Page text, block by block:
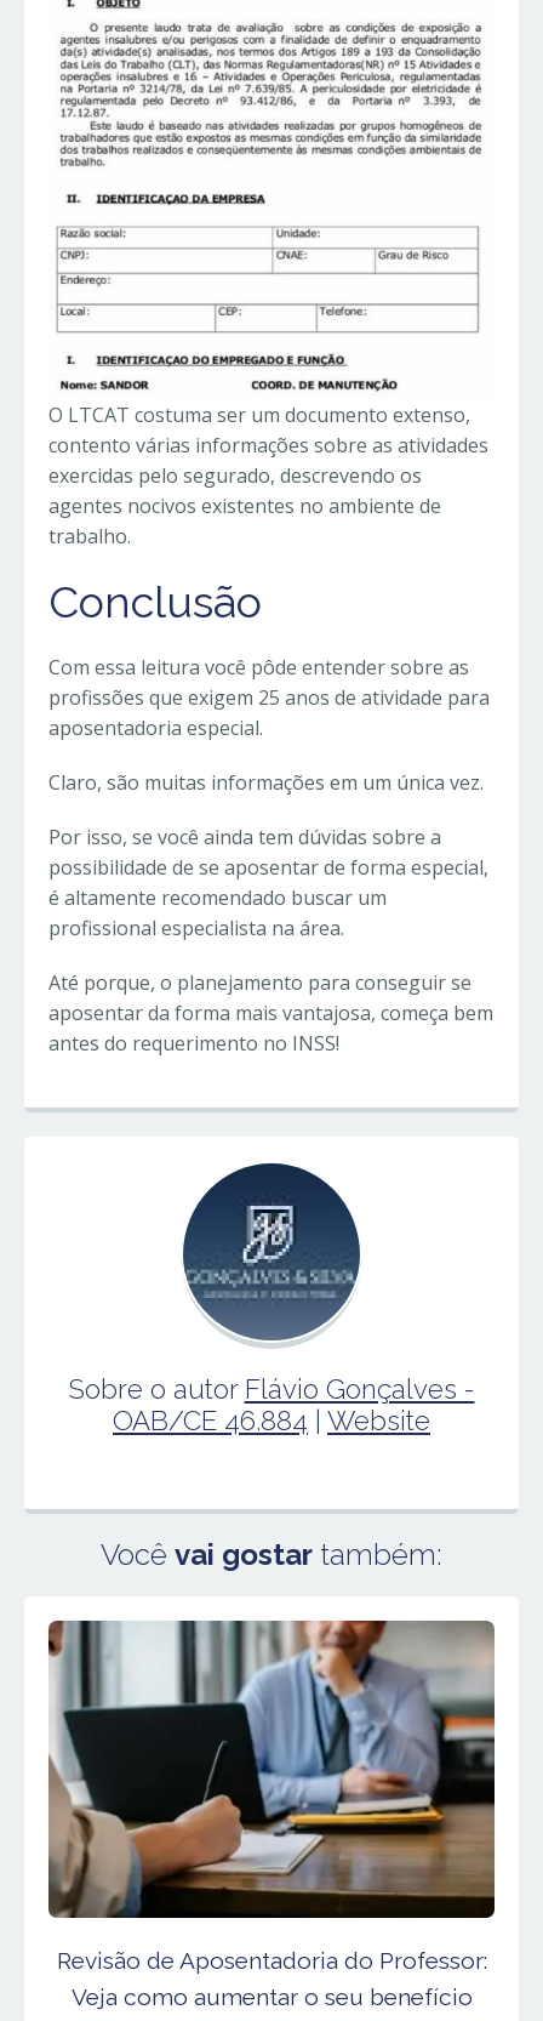
O LTCAT costuma ser um documento extenso,
contento várias informações sobre as atividades
exercidas pelo segurado, descrevendo os
agentes nocivos existentes no ambiente de
trabalho.
Conclusão
Com essa leitura você pôde entender sobre as
profissões que exigem 25 anos de atividade para
aposentadoria especial.
Claro, são muitas informações em um única vez.
Por isso, se você ainda tem dúvidas sobre a
possibilidade de se aposentar de forma especial,
é altamente recomendado buscar um
profissional especialista na área.
Até porque, o planejamento para conseguir se
aposentar da forma mais vantajosa, começa bem
antes do requerimento no INSS!
Sobre o autor Flávio Gonçalves -
OAB/CE 46.884 | Website
Você vai gostar também:
Revisão de Aposentadoria do Professor:
Veja como aumentar o seu benefício